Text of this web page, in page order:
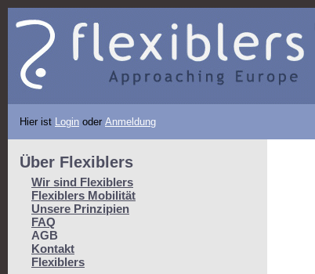
Hier ist Login oder Anmeldung
Über Flexiblers
Wir sind Flexiblers
Flexiblers Mobilität
Unsere Prinzipien
FAQ
AGB
Kontakt
Flexiblers